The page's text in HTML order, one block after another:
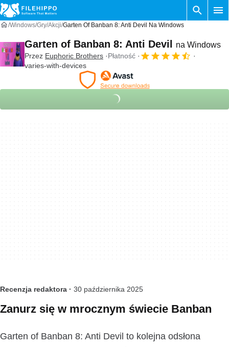
Windows Gry Akcji Garten Of Banban 8: Anti Devil Na Windows
Garten of Banban 8: Anti Devil na Windows
Przez Euphoric Brothers
Płatność
varies-with-devices
Recenzja redaktora · 30 października 2025
Zanurz się w mrocznym świecie Banban
Garten of Banban 8: Anti Devil to kolejna odsłona